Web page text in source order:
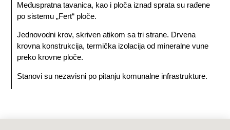
Međuspratna tavanica, kao i ploča iznad sprata su rađene
po sistemu „Fert“ ploče.
Jednovodni krov, skriven atikom sa tri strane. Drvena
krovna konstrukcija, termička izolacija od mineralne vune
preko krovne ploče.
Stanovi su nezavisni po pitanju komunalne infrastrukture.